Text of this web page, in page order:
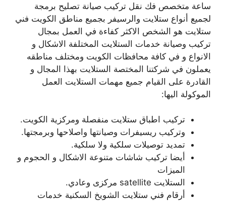
ساعة متخصص فك نقل تركيب صيانة تصليح برمجة
لجميع أنواع ستلايت والرسيفر بجميع مناطق الكويت فني
ستلايت هو الشخص الاكثر كفاءة في العمل بمجال
تركيب وصيانة خدمات الستلايت المختلفة الاشكال و
الانواع و في كافة محافظات الكويت ومختلف مناطقه
يعملون في شركتنا المختصة الستلايت بهذا المجال و
القادرة على القيام جميع مهمات الستلايت العمل
الموكولة اليها:
تركيب اطباق ستلايت منفصلة ومركزية الكويت.
وتركيب ريسيفرات وصيانتها واصلاحها وبرمجتها.
تمديد توصيلات سلكية ولا سلكية.
أيضا تركيب شاشات متنوعة الاشكال و الحجوم و
الميزات
الستلايت satellite مركزى وعادي.
أرقام فني ستلايت الشويخ السكنية خدمات